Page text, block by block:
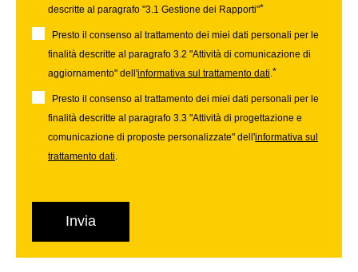
descritte al paragrafo "3.1 Gestione dei Rapporti"*
Presto il consenso al trattamento dei miei dati personali per le
finalità descritte al paragrafo 3.2 "Attività di comunicazione di
aggiornamento" dell'informativa sul trattamento dati.*
Presto il consenso al trattamento dei miei dati personali per le
finalità descritte al paragrafo 3.3 "Attività di progettazione e
comunicazione di proposte personalizzate" dell'informativa sul
trattamento dati.